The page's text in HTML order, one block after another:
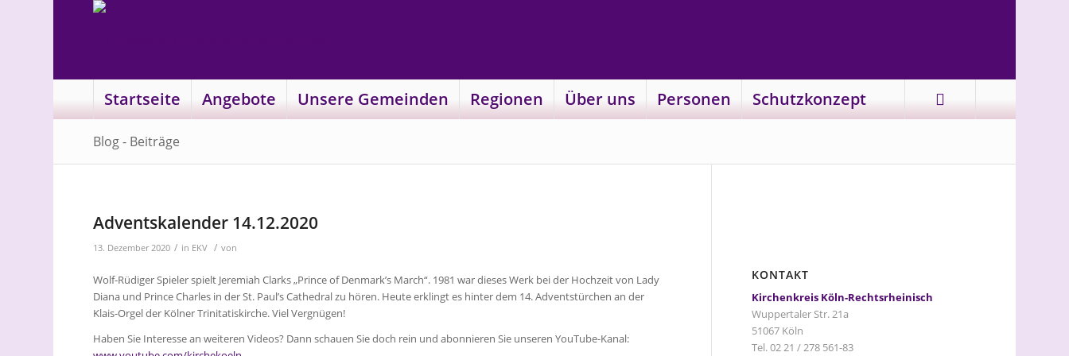
Startseite Angebote Unsere Gemeinden Regionen Über uns Personen Schutzkonzept
Blog - Beiträge
Adventskalender 14.12.2020
13. Dezember 2020 / in EKV / von
Wolf-Rüdiger Spieler spielt Jeremiah Clarks „Prince of Denmark’s March“. 1981 war dieses Werk bei der Hochzeit von Lady
Diana und Prince Charles in der St. Paul’s Cathedral zu hören. Heute erklingt es hinter dem 14. Adventstürchen an der
Klais-Orgel der Kölner Trinitatiskirche. Viel Vergnügen!
Haben Sie Interesse an weiteren Videos? Dann schauen Sie doch rein und abonnieren Sie unseren YouTube-Kanal:
KONTAKT
Kirchenkreis Köln-Rechtsrheinisch
Wuppertaler Str. 21a
51067 Köln
Tel. 02 21 / 278 561-83